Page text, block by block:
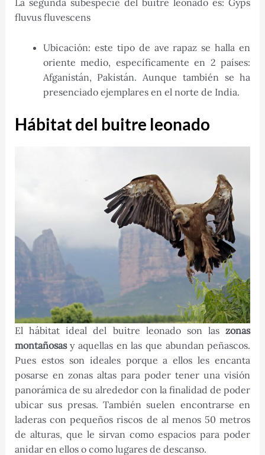
La segunda subespecie del buitre leonado es: Gyps
fluvus fluvescens
Ubicación: este tipo de ave rapaz se halla en
oriente medio, específicamente en 2 países:
Afganistán, Pakistán. Aunque también se ha
presenciado ejemplares en el norte de India.
Hábitat del buitre leonado
El hábitat ideal del buitre leonado son las zonas
montañosasy aquellas en las que abundan peñascos.
Pues estos son ideales porque a ellos les encanta
posarse en zonas altas para poder tener una visión
panorámica de su alrededor con la finalidad de poder
ubicar sus presas. También suelen encontrarse en
laderas con pequeños riscos de al menos 50 metros
de alturas, que le sirvan como espacios para poder
anidar en ellos o como lugares de descanso.